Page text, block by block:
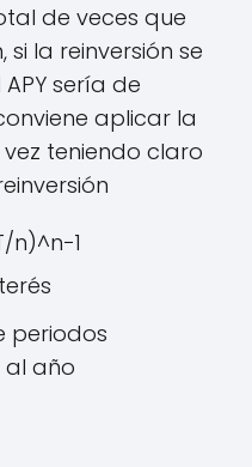
de veces que
la reinversión se
sería de
aplicar la
teniendo claro
/n)^n−1
periodos
año